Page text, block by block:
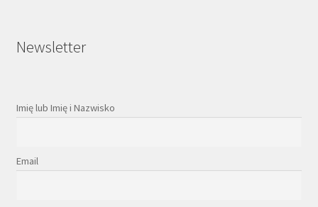
Newsletter
Imię lub Imię i Nazwisko
Email